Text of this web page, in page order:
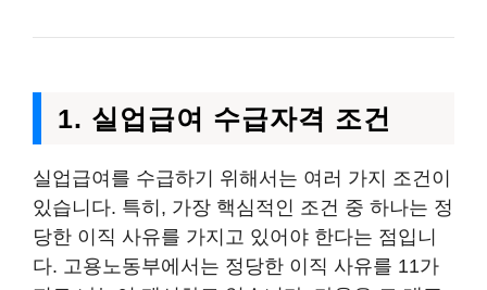
1. 실업급여 수급자격 조건
실업급여를 수급하기 위해서는 여러 가지 조건이
있습니다. 특히, 가장 핵심적인 조건 중 하나는 정
당한 이직 사유를 가지고 있어야 한다는 점입니
다. 고용노동부에서는 정당한 이직 사유를 11가